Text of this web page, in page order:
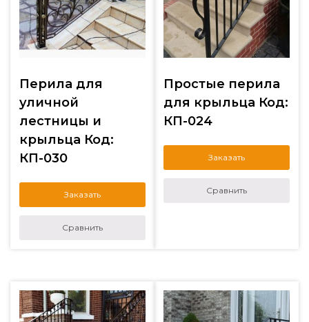
Перила для
уличной
лестницы и
крыльца Код:
КП-030
Заказать
Сравнить
Простые перила
для крыльца Код:
КП-024
Заказать
Сравнить